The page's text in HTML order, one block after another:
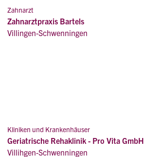
Zahnarzt
Zahnarztpraxis Bartels
Villingen-Schwenningen
Kliniken und Krankenhäuser
Geriatrische Rehaklinik - Pro Vita GmbH
Villihgen-Schwenningen